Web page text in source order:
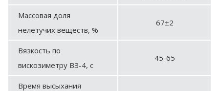
Массовая доля
нелетучих веществ, %
67±2
Вязкость по
вискозиметру ВЗ-4, с
45-65
Время высыхания